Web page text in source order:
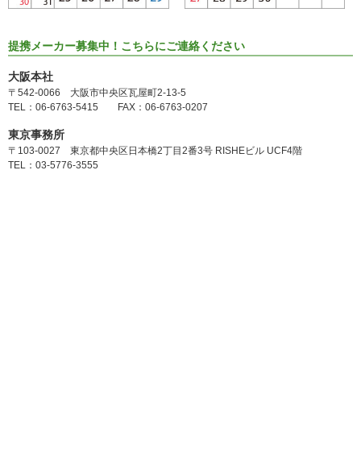
提携メーカー募集中！こちらにご連絡ください
大阪本社
〒542-0066 大阪市中央区瓦屋町2-13-5
TEL：06-6763-5415 FAX：06-6763-0207
東京事務所
〒103-0027 東京都中央区日本橋2丁目2番3号 RISHEビル UCF4階
TEL：03-5776-3555